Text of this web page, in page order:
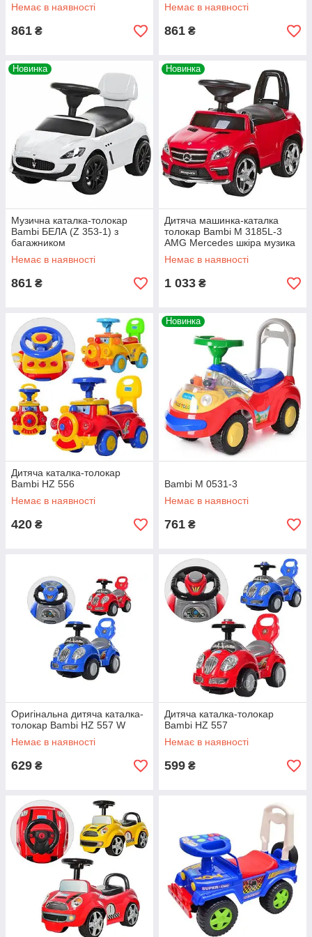
Немає в наявності
861 ₴
Немає в наявності
861 ₴
Новинка
Музична каталка-толокар
Bambi БЕЛА (Z 353-1) з
багажником
Немає в наявності
861 ₴
Новинка
Дитяча машинка-каталка
толокар Bambi M 3185L-3
AMG Mercedes шкіра музика
EVA колеса
Немає в наявності
1 033 ₴
Дитяча каталка-толокар
Bambi HZ 556
Немає в наявності
420 ₴
Новинка
Bambi M 0531-3
Немає в наявності
761 ₴
Оригінальна дитяча каталка-
толокар Bambi HZ 557 W
Немає в наявності
629 ₴
Дитяча каталка-толокар
Bambi HZ 557
Немає в наявності
599 ₴